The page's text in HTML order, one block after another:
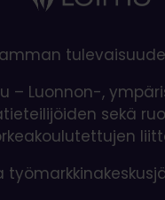
– Luonnon-,
sekä